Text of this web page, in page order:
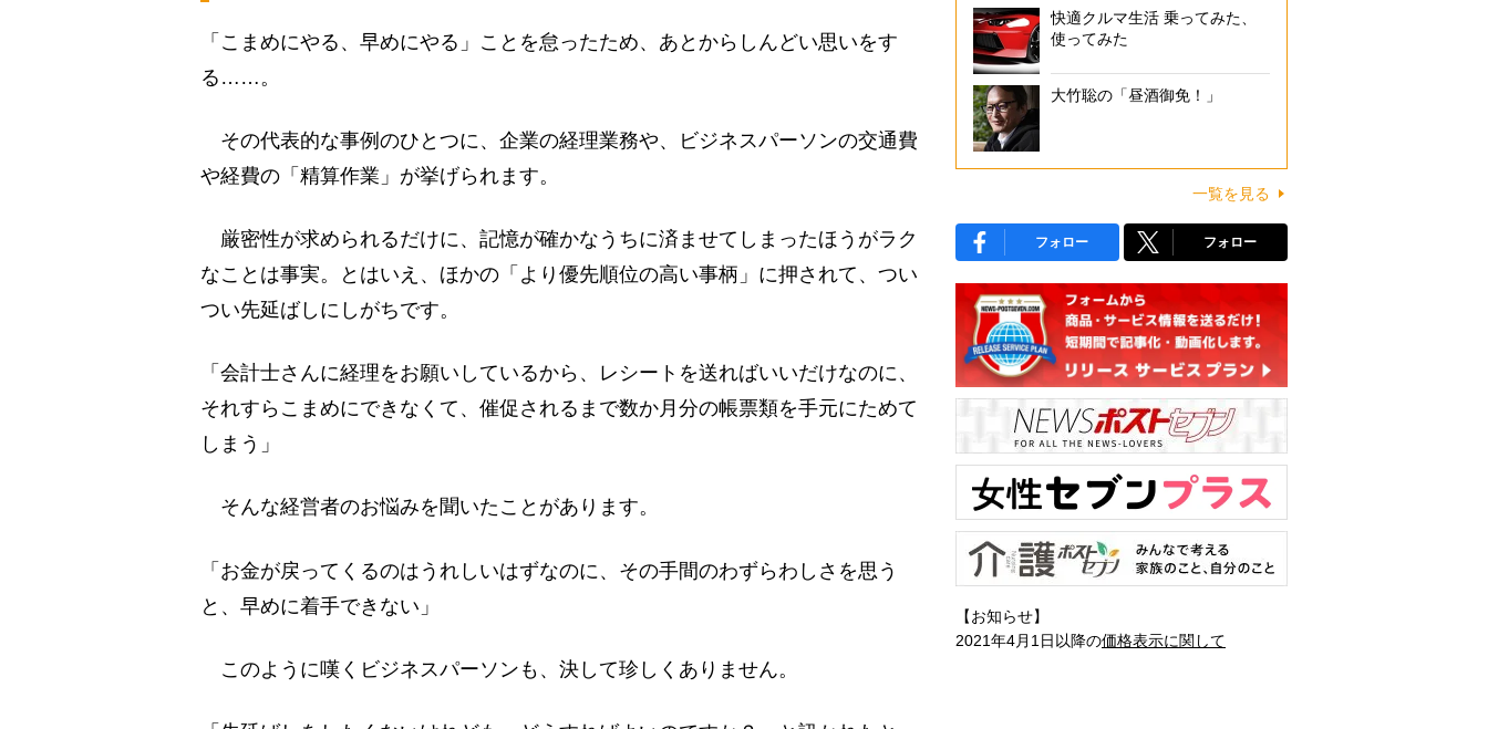
「こまめにやる、早めにやる」ことを怠ったため、あとからしんどい思いをす
る……。
その代表的な事例のひとつに、企業の経理業務や、ビジネスパーソンの交通費
や経費の「精算作業」が挙げられます。
厳密性が求められるだけに、記憶が確かなうちに済ませてしまったほうがラク
なことは事実。とはいえ、ほかの「より優先順位の高い事柄」に押されて、つい
つい先延ばしにしがちです。
「会計士さんに経理をお願いしているから、レシートを送ればいいだけなのに、
それすらこまめにできなくて、催促されるまで数か月分の帳票類を手元にためて
しまう」
そんな経営者のお悩みを聞いたことがあります。
「お金が戻ってくるのはうれしいはずなのに、その手間のわずらわしさを思う
と、早めに着手できない」
このように嘆くビジネスパーソンも、決して珍しくありません。
快適クルマ生活 乗ってみた、
使ってみた
大竹聡の「昼酒御免！」
一覧を見る
フォロー フォロー
【お知らせ】
2021年4月1日以降の価格表示に関して